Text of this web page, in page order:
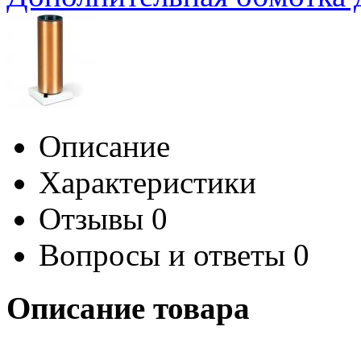
Описание
Характеристики
Отзывы 0
Вопросы и ответы 0
Описание товара